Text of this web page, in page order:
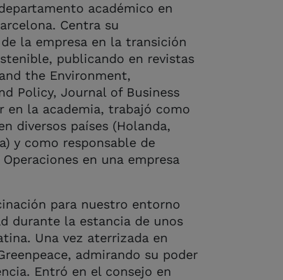
académico en
Centra su
la empresa en la transición
publicando en revistas
the Environment,
Policy, Journal of Business
en la academia, trabajó como
diversos países (Holanda,
y como responsable de
en una empresa
para nuestro entorno
durante la estancia de unos
Una vez aterrizada en
admirando su poder
Entró en el consejo en